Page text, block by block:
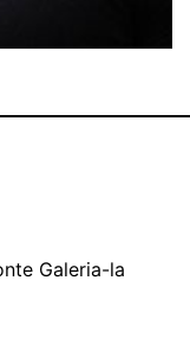
Galeria-la